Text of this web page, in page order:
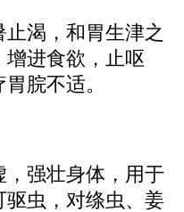
渴，和胃生津之
进食欲，止呕
脘不适。
，强壮身体，用于
虫，对绦虫、姜